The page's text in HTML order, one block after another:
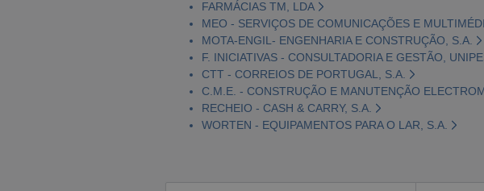
FARMÁCIAS TM, LDA
MEO - SERVIÇOS DE COMUNICAÇÕES E
MOTA-ENGIL- ENGENHARIA E CONSTRUÇÃO, S.A.
F. INICIATIVAS - CONSULTADORIA E GESTÃO,
CTT - CORREIOS DE PORTUGAL, S.A.
C.M.E. - CONSTRUÇÃO E MANUTENÇÃO
RECHEIO - CASH & CARRY, S.A.
WORTEN - EQUIPAMENTOS PARA O LAR, S.A.